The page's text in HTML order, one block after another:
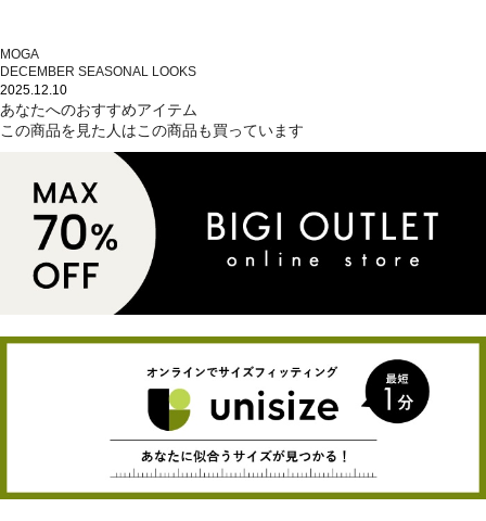
MOGA
DECEMBER SEASONAL LOOKS
2025.12.10
あなたへのおすすめアイテム
この商品を見た人はこの商品も買っています